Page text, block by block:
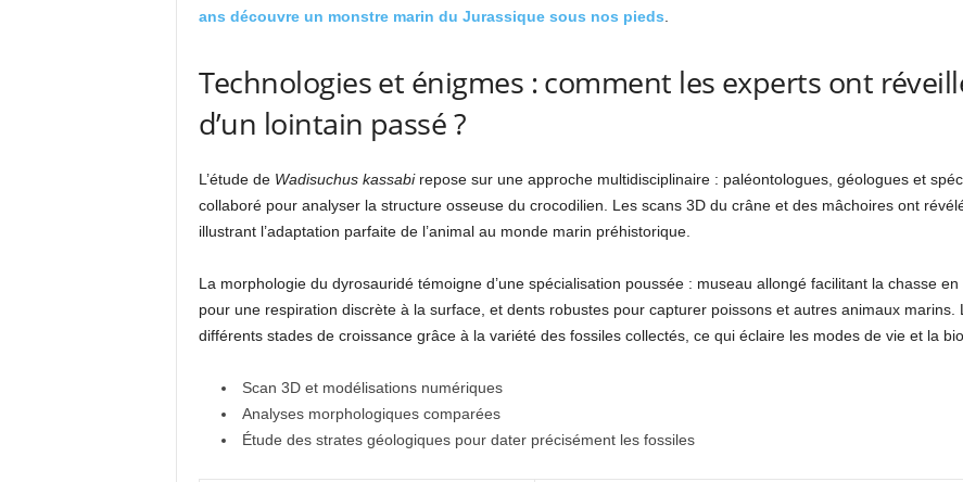
ans découvre un monstre marin du Jurassique sous nos pieds
Technologies et énigmes : comment les experts ont
d’un lointain passé ?
L’étude de Wadisuchus kassabirepose sur une approche multidisciplinaire : paléontologues, géologues et
collaboré pour analyser la structure osseuse du crocodilien. Les scans 3D du crâne et des mâchoires ont
illustrant l’adaptation parfaite de l’animal au monde marin préhistorique.
La morphologie du dyrosauridé témoigne d’une spécialisation poussée : museau allongé facilitant la chasse
pour une respiration discrète à la surface, et dents robustes pour capturer poissons et autres animaux
différents stades de croissance grâce à la variété des fossiles collectés, ce qui éclaire les modes de vie et la
Scan 3D et modélisations numériques
Analyses morphologiques comparées
Étude des strates géologiques pour dater précisément les fossiles